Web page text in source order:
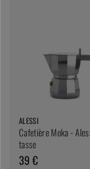
ALESSI
Cafetière Moka -
tasse
39 €